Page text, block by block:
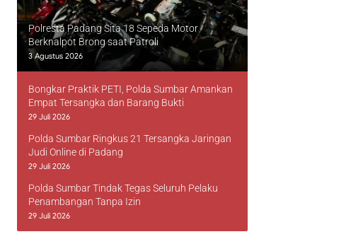
Polresta Padang Sita 18 Sepeda Motor
Berknalpot Brong saat Patroli
3 Agustus 2026
Bongkar Praktik PETI, Polda Sumbar Amankan
Empat Tersangka dan Barang Bukti
29 Juli 2026
Polda Sumbar Ringkus 21 Tersangka Jaringan
Judi Online di Padang
29 Juli 2026
Polda Sumbar Tindak Tegas Seluruh Pelaku
Penambangan Tanpa Izin
29 Juli 2026